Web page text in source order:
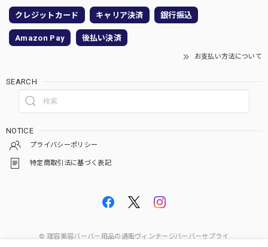
クレジットカード キャリア決済 銀行振込
Amazon Pay 後払い決済
お支払い方法について
SEARCH
NOTICE
プライバシーポリシー
特定商取引法に基づく表記
© 理容美容バーバー用品の通販ヴィンテージバーバーサプライ